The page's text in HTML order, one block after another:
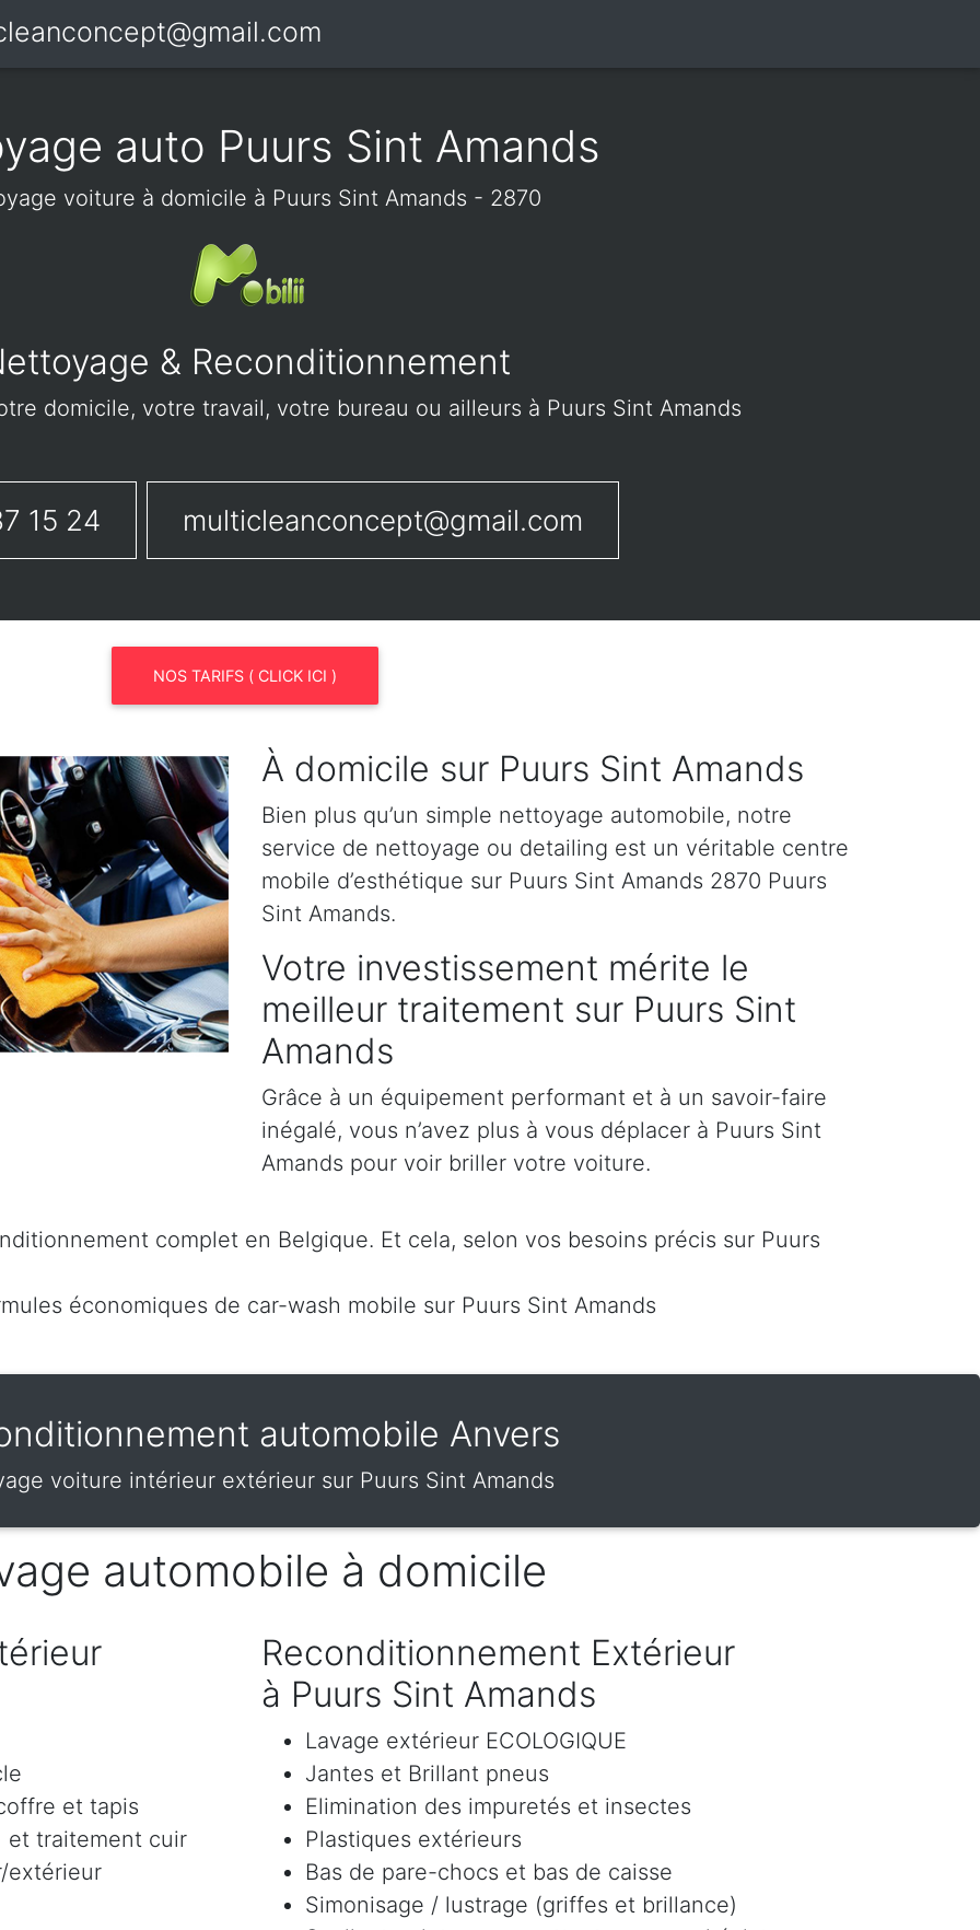
auto Puurs Sint Amands
voiture à domicile à Puurs Sint Amands - 2870
& Reconditionnement
domicile, votre travail, votre bureau ou ailleurs à Puurs Sint Amands
15 24 multicleanconcept@gmail.com
NOS TARIFS ( CLICK ICI )
À domicile sur Puurs Sint Amands
Bien plus qu’un simple nettoyage automobile, notre
service de nettoyage ou detailing est un véritable centre
mobile d’esthétique sur Puurs Sint Amands 2870 Puurs
Sint Amands.
Votre investissement mérite le
meilleur traitement sur Puurs Sint
Amands
Grâce à un équipement performant et à un savoir-faire
inégalé, vous n’avez plus à vous déplacer à Puurs Sint
Amands pour voir briller votre voiture.
complet en Belgique. Et cela, selon vos besoins précis sur Puurs
économiques de car-wash mobile sur Puurs Sint Amands
automobile Anvers
voiture intérieur extérieur sur Puurs Sint Amands
automobile à domicile
et tapis
et traitement cuir
extérieur
Reconditionnement Extérieur
à Puurs Sint Amands
Lavage extérieur ECOLOGIQUE
Jantes et Brillant pneus
Elimination des impuretés et insectes
Plastiques extérieurs
Bas de pare-chocs et bas de caisse
Simonisage / lustrage (griffes et brillance)